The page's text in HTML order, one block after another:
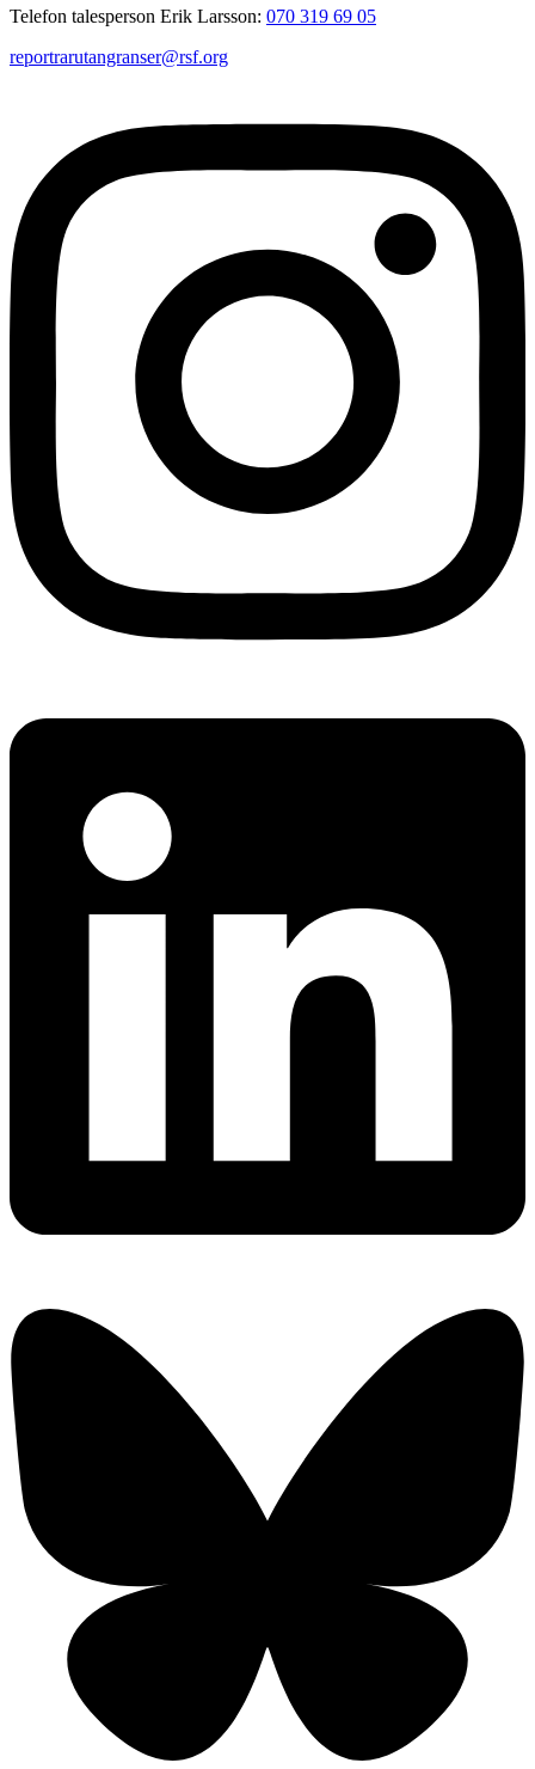
Telefon talesperson Erik Larsson: 070 319 69 05
reportrarutangranser@rsf.org